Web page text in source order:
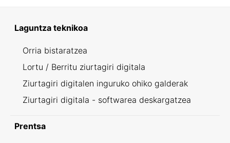
Laguntza teknikoa
Orria bistaratzea
Lortu / Berritu ziurtagiri digitala
Ziurtagiri digitalen inguruko ohiko galderak
Ziurtagiri digitala - softwarea deskargatzea
Prentsa